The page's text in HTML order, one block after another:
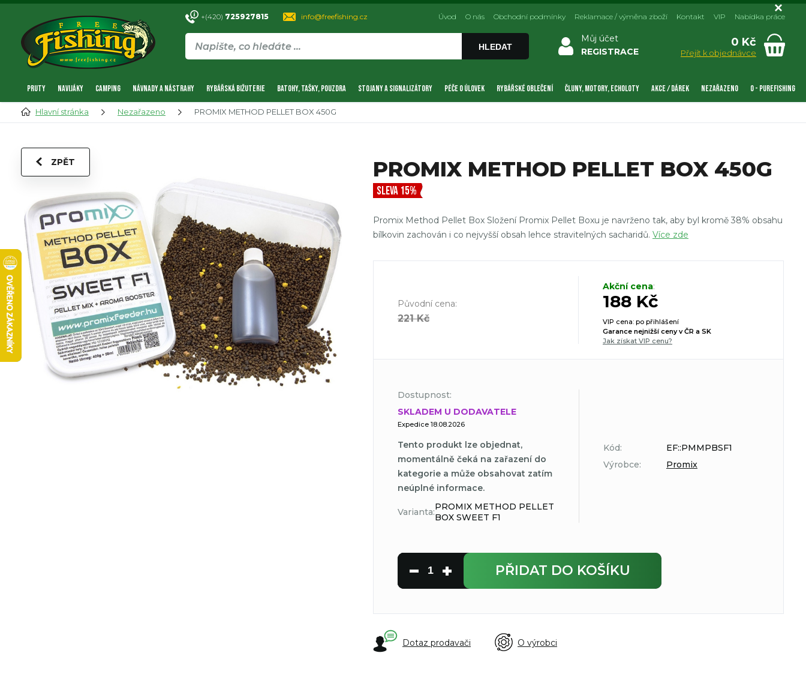
+(420) 725927815 info@freefishing.cz
HLEDAT
Můj účet
REGISTRACE
0 Kč
Přejít k objednávce
Úvod O nás Obchodní podmínky Reklamace / výměna zboží Kontakt VIP Nabídka práce
PRUTY NAVIJÁKY CAMPING NÁVNADY A NÁSTRAHY RYBÁŘSKÁ BIŽUTERIE BATOHY, TAŠKY, POUZDRA STOJANY A SIGNALIZÁTORY PÉČE O ÚLOVEK RYBÁŘSKÉ OBLEČENÍ ČLUNY, MOTORY, ECHOLOTY AKCE / DÁREK NEZAŘAZENO 0 - PUREFISHING
Hlavní stránka Nezařazeno PROMIX METHOD PELLET BOX 450G
ZPĚT PROMIX METHOD PELLET BOX 450G
SLEVA 15%
Promix Method Pellet Box Složení Promix Pellet Boxu je navrženo tak, aby byl kromě 38% obsahu
bílkovin zachován i co nejvyšší obsah lehce stravitelných sacharidů. Více zde
Původní cena:
221 Kč
Akční cena:
188 Kč
VIP cena: po přihlášení
Garance nejnižší ceny v ČR a SK
Jak získat VIP cenu?
Dostupnost:
SKLADEM U DODAVATELE
Expedice 18.08.2026
Tento produkt lze objednat,
momentálně čeká na zařazení do
kategorie a může obsahovat zatím
neúplné informace.
Varianta:PROMIX METHOD PELLET
BOX SWEET F1
Kód:
EF::PMMPBSF1
Výrobce:
Promix
PŘIDAT DO KOŠÍKU
Dotaz prodavači O výrobci